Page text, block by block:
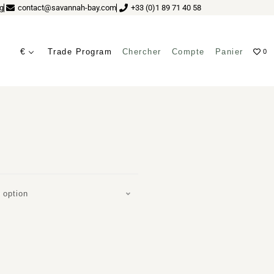
contact@savannah-bay.com +33 (0)1 89 71 40 58
€ Trade Program Chercher Compte Panier 0
option